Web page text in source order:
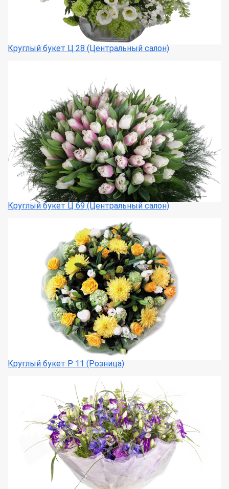
Круглый букет Ц 28 (Центральный салон)
Круглый букет Ц 69 (Центральный салон)
Круглый букет Р 11 (Розница)